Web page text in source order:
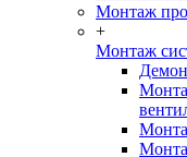
Монтаж
+
Монтаж